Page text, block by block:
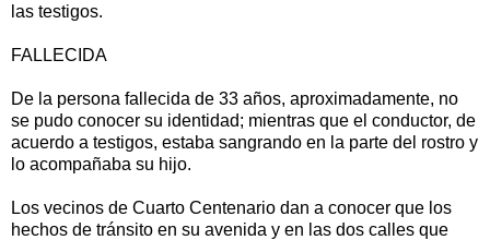
las testigos.
FALLECIDA
De la persona fallecida de 33 años, aproximadamente, no
se pudo conocer su identidad; mientras que el conductor, de
acuerdo a testigos, estaba sangrando en la parte del rostro y
lo acompañaba su hijo.
Los vecinos de Cuarto Centenario dan a conocer que los
hechos de tránsito en su avenida y en las dos calles que